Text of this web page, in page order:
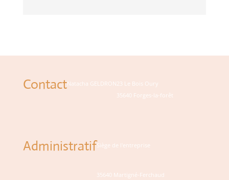
ContactNatacha GELDRON23 Le Bois Oury
35640 Forges-la-forêt
AdministratifSiège de l'entreprise
35640 Martigné-Ferchaud